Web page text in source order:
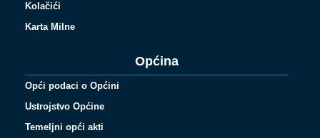
Kolačići
Karta Milne
Općina
Opći podaci o Općini
Ustrojstvo Općine
Temeljni opći akti